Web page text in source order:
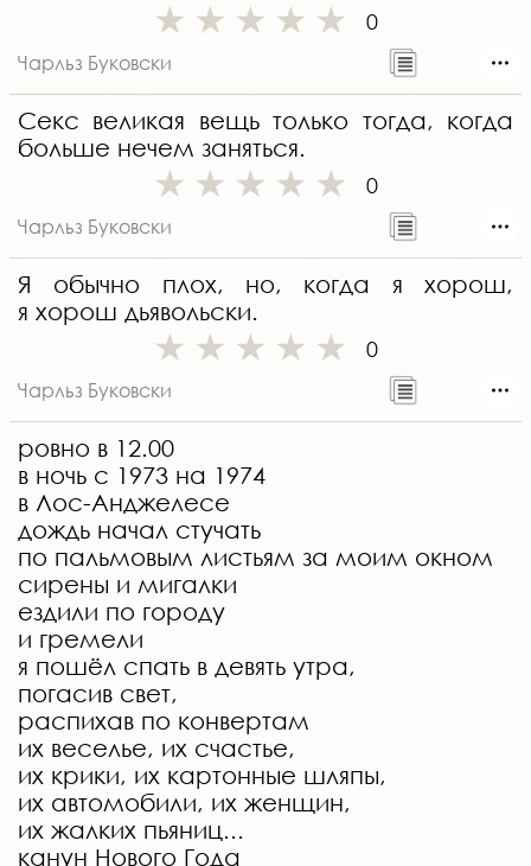
0
Чарльз Буковски
Секс великая вещь только тогда, когда
больше нечем заняться.
0
Чарльз Буковски
Я обычно плох, но, когда я хорош,
я хорош дьявольски.
0
Чарльз Буковски
ровно в 12.00
в ночь с 1973 на 1974
в Лос-Анджелесе
дождь начал стучать
по пальмовым листьям за моим окном
сирены и мигалки
ездили по городу
и гремели
я пошёл спать в девять утра,
погасив свет,
распихав по конвертам
их веселье, их счастье,
их крики, их картонные шляпы,
их автомобили, их женщин,
их жалких пьяниц...
канун Нового Года